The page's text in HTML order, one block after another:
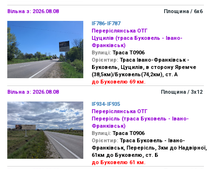
Вільна з: 2026.08.08
Площина / 6х6
IF786-IF787
Переріслянська ОТГ
Цуцилів (траса Буковель - Івано-
Франківськ)
Вулиці:Траса Т0906
Орієнтир:Траса Івано-Франківськ -
Буковель, Цуцилів, в сторону Яремче
(38,5км)/Буковель(74,2км), ст. А
до Буковелю 69 км.
Вільна з: 2026.08.08
Площина / 3х12
IF934-IF935
Переріслянська ОТГ
Перерісль (траса Буковель - Івано-
Франківськ)
Вулиці:Траса Т0906
Орієнтир:Траса Буковель - Івано-
Франківськ, Перерісль, 3км до Надвірної,
61км до Буковелю, ст. Б
до Буковелю 61 км.